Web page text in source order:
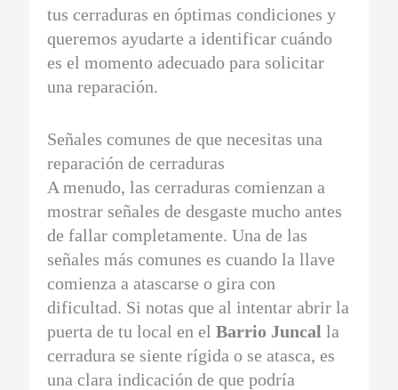
tus cerraduras en óptimas condiciones y
queremos ayudarte a identificar cuándo
es el momento adecuado para solicitar
una reparación.
Señales comunes de que necesitas una
reparación de cerraduras
A menudo, las cerraduras comienzan a
mostrar señales de desgaste mucho antes
de fallar completamente. Una de las
señales más comunes es cuando la llave
comienza a atascarse o gira con
dificultad. Si notas que al intentar abrir la
puerta de tu local en elBarrio Juncal la
cerradura se siente rígida o se atasca, es
una clara indicación de que podría